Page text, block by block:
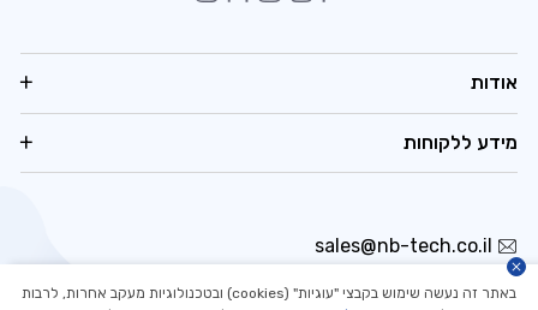
אודות
מידע ללקוחות
sales@nb-tech.co.il
באתר זה נעשה שימוש בקבצי "עוגיות" (cookies) ובטכנולוגיות מעקב אחרות, לרבות